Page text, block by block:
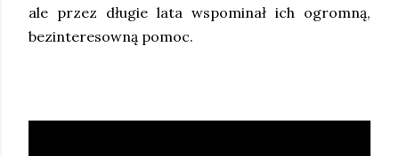
ale przez długie lata wspominał ich ogromną,
bezinteresowną pomoc.